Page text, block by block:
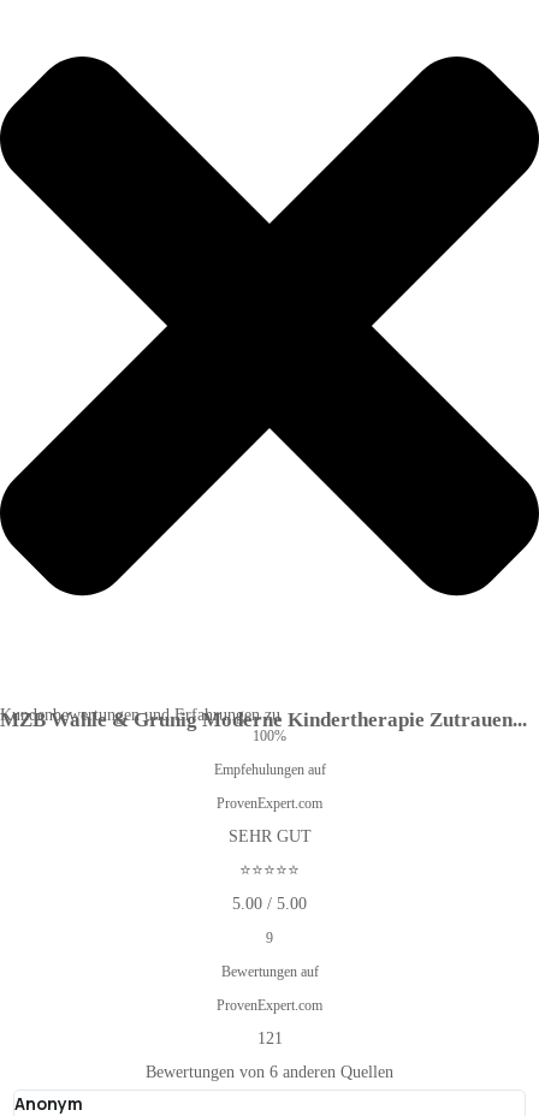
Kundenbewertungen und Erfahrungen zu
MZB Wahle & Grunig Moderne Kindertherapie Zutrauen...
100%
Empfehulungen auf
ProvenExpert.com
SEHR GUT
⭐⭐⭐⭐⭐
5.00 / 5.00
9
Bewertungen auf
ProvenExpert.com
121
Bewertungen von 6 anderen Quellen
Anonym